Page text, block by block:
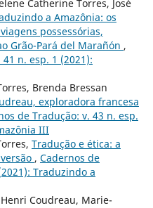
Catherine Torres, José
a Amazônia: os
possessórias,
Grão-Pará del Marañón ,
n. esp. 1 (2021):
Brenda Bressan
exploradora francesa
de Tradução: v. 43 n. esp.
III
Tradução e ética: a
, Cadernos de
Traduzindo a
Coudreau, Marie-